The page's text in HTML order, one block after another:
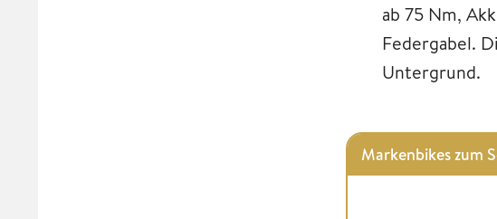
ab 75 Nm,
Federgabel.
Untergrund.
Markenbikes zum